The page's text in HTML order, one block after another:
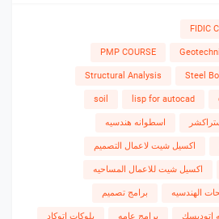
FIDIC
PMP COURSE
Steel
Structural Analysis
lisp for autocad
soil
اسطوانه هندسيه
اكسيل شيت لاعمال التصميم
اكسيل شيت للاعمال المساحيه
الهندسيه برامج تصميم
اتوديسك برامج عامه بلوكات اتوكاد